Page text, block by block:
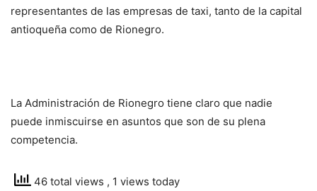
representantes de las empresas de taxi, tanto de la capital
antioqueña como de Rionegro.
La Administración de Rionegro tiene claro que nadie
puede inmiscuirse en asuntos que son de su plena
competencia.
46 total views , 1 views today